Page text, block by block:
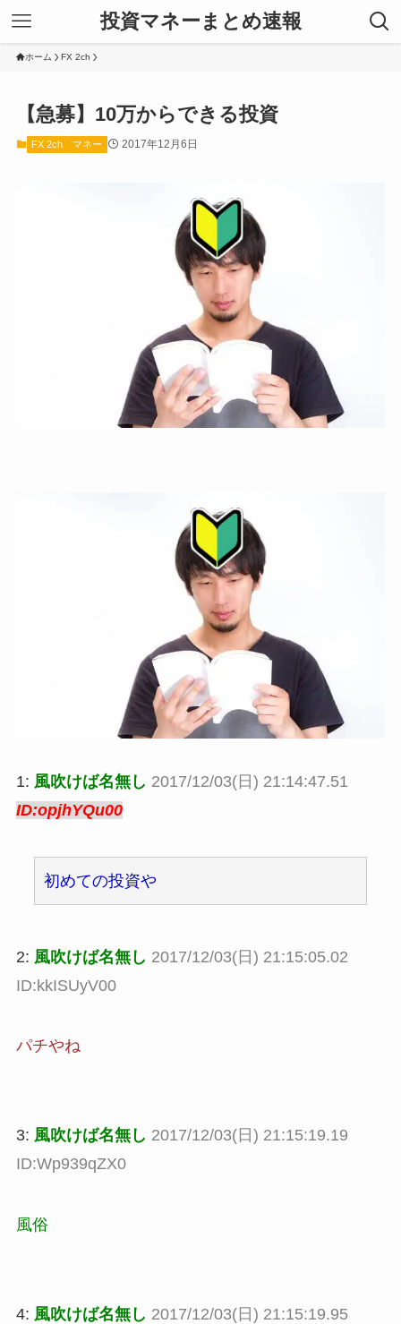
投資マネーまとめ速報
ホーム FX 2ch
【急募】10万からできる投資
FX 2ch マネー 2017年12月6日
1: 風吹けば名無し 2017/12/03(日) 21:14:47.51
ID:opjhYQu00
初めての投資や
2: 風吹けば名無し 2017/12/03(日) 21:15:05.02
ID:kkISUyV00
パチやね
3: 風吹けば名無し 2017/12/03(日) 21:15:19.19
ID:Wp939qZX0
風俗
4: 風吹けば名無し 2017/12/03(日) 21:15:19.95